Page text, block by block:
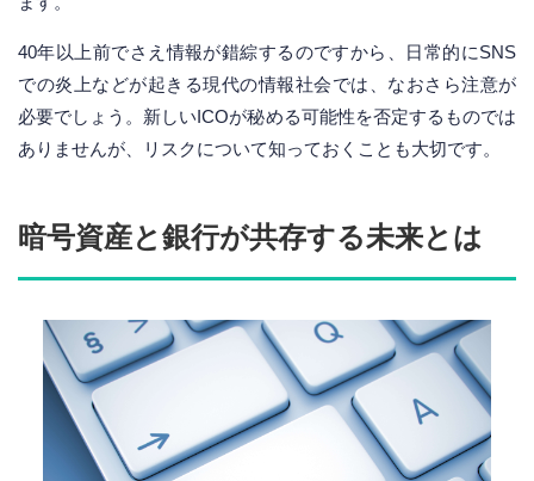
40年以上前でさえ情報が錯綜するのですから、日常的にSNS
での炎上などが起きる現代の情報社会では、なおさら注意が
必要でしょう。新しいICOが秘める可能性を否定するものでは
ありませんが、リスクについて知っておくことも大切です。
暗号資産と銀行が共存する未来とは